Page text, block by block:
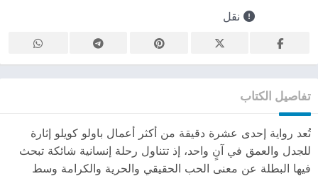
نقل
تفاصيل الكتاب
تُعد رواية إحدى عشرة دقيقة من أكثر أعمال باولو كويلو إثارة
للجدل والعمق في آنٍ واحد، إذ تتناول رحلة إنسانية شائكة تبحث
فيها البطلة عن معنى الحب الحقيقي والحرية والكرامة وسط